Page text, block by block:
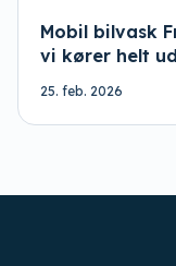
Mobil bilvask
vi kører helt
25. feb. 2026